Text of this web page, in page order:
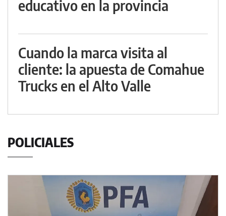
educativo en la provincia
Cuando la marca visita al
cliente: la apuesta de Comahue
Trucks en el Alto Valle
POLICIALES